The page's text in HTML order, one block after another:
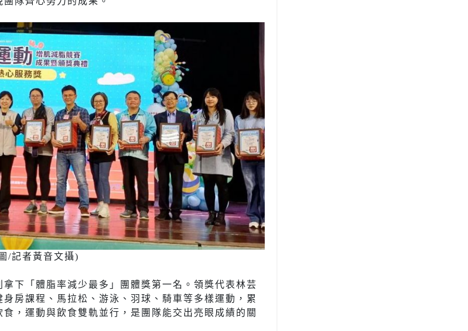
/記者黃音文攝)
下「體脂率減少最多」團體獎第一名。領獎代表林芸
房課程、馬拉松、游泳、羽球、騎車等多樣運動，累
，運動與飲食雙軌並行，是團隊能交出亮眼成績的關